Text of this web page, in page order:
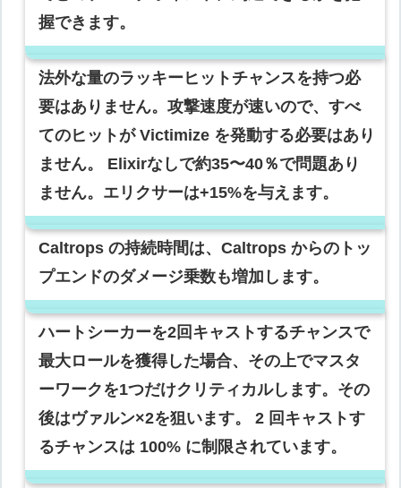
握できます。
法外な量のラッキーヒットチャンスを持つ必
要はありません。攻撃速度が速いので、すべ
てのヒットが Victimize を発動する必要はあり
ません。 Elixirなしで約35〜40％で問題あり
ません。エリクサーは+15%を与えます。
Caltrops の持続時間は、Caltrops からのトッ
プエンドのダメージ乗数も増加します。
ハートシーカーを2回キャストするチャンスで
最大ロールを獲得した場合、その上でマスタ
ーワークを1つだけクリティカルします。その
後はヴァルン×2を狙います。 2 回キャストす
るチャンスは 100% に制限されています。